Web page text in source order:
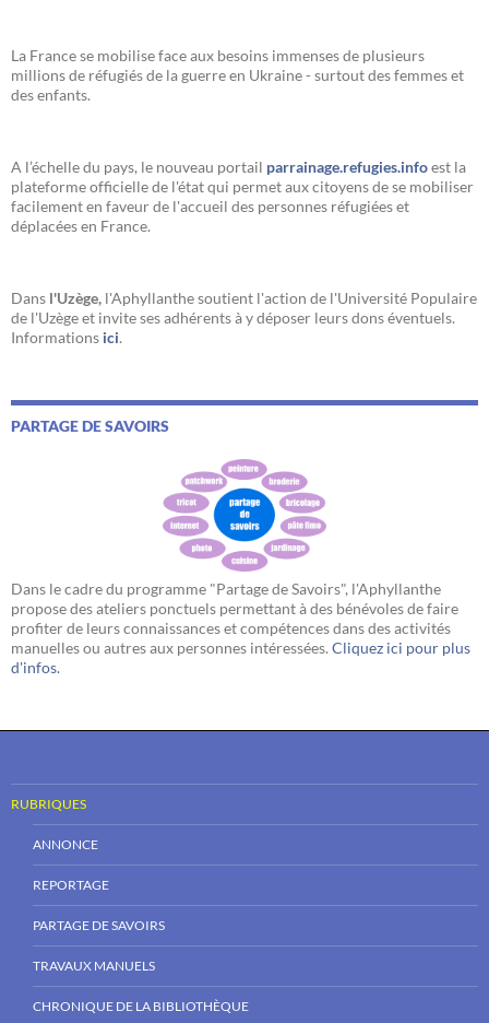
La France se mobilise face aux besoins immenses de plusieurs
millions de réfugiés de la guerre en Ukraine - surtout des femmes et
des enfants.
A l’échelle du pays, le nouveau portail parrainage.refugies.infoest la
plateforme officielle de l'état qui permet aux citoyens de se mobiliser
facilement en faveur de l'accueil des personnes réfugiées et
déplacées en France.
Dans l'Uzège, l'Aphyllanthe soutient l'action de l'Université Populaire
de l'Uzège et invite ses adhérents à y déposer leurs dons éventuels.
Informations ici.
PARTAGE DE SAVOIRS
Dans le cadre du programme "Partage de Savoirs", l'Aphyllanthe
propose des ateliers ponctuels permettant à des bénévoles de faire
profiter de leurs connaissances et compétences dans des activités
manuelles ou autres aux personnes intéressées. Cliquez ici pour plus
d'infos.
RUBRIQUES
ANNONCE
REPORTAGE
PARTAGE DE SAVOIRS
TRAVAUX MANUELS
CHRONIQUE DE LA BIBLIOTHÈQUE